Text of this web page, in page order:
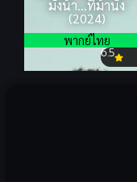
มั่งน้า…ที่ม้านั่ง
(2024)
6.5
พากย์ไทย